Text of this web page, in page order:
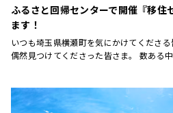
ふるさと回帰センターで開催『移住
ます！
いつも埼玉県横瀬町を気にかけてくださ
偶然見つけてくださった皆さま。 数ある